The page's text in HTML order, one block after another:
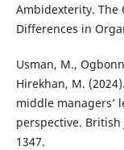
Ambidexterity. The
Differences in
Usman, M.,
Hirekhan, M.
middle managers’
perspective. British
1347.